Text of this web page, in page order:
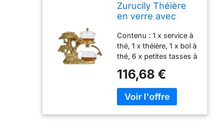
Zurucily Théière
en verre avec
automatique
(arbre - doré)
Contenu : 1 x service à
thé, 1 x théière, 1 x bol à
thé, 6 x petites tasses à
service à thé en verre
est fabriqué en verre
borosilicate, qui est
particulièrement
durable.
116,68 €